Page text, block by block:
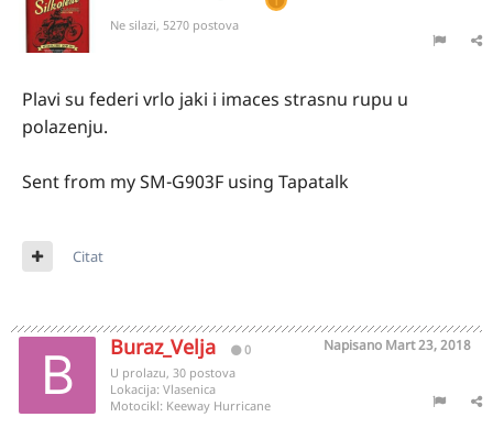
Ne silazi, 5270 postova
Plavi su federi vrlo jaki i imaces strasnu rupu u
polazenju.
Sent from my SM-G903F using Tapatalk
Citat
Buraz_Velja 0 Napisano Mart 23, 2018
U prolazu, 30 postova
Lokacija: Vlasenica
Motocikl: Keeway Hurricane